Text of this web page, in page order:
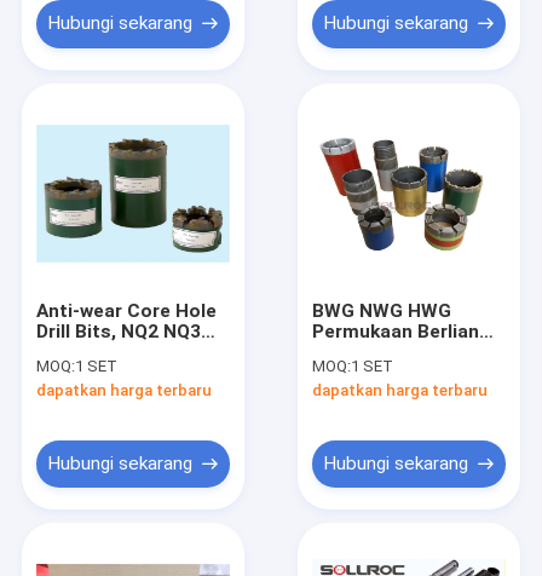
Hubungi sekarang Hubungi sekarang
Anti-wear Core Hole
Drill Bits, NQ2 NQ3
Drill Bits
MOQ:1 SET
dapatkan harga terbaru
Hubungi sekarang
BWG NWG HWG
Permukaan Berlian
Bits Core Bor Untuk
Ketahanan Asam
MOQ:1 SET
dapatkan harga terbaru
Hubungi sekarang